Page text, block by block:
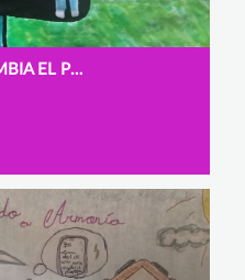
BUSCA CON ECOSIA Y CAMBIA EL PLANETA